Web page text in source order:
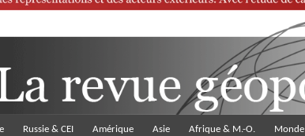
Russie & CEI Amérique Asie Afrique & M.-O. Monde